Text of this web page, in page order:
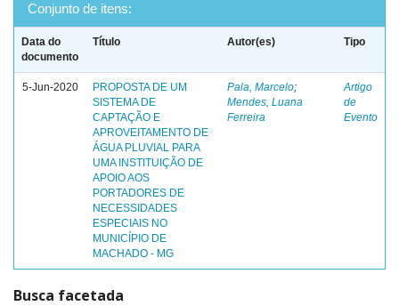
Conjunto de itens:
Data do
documento
Título Autor(es) Tipo
5-Jun-2020
PROPOSTA DE UM
SISTEMA DE
CAPTAÇÃO E
APROVEITAMENTO DE
ÁGUA PLUVIAL PARA
UMA INSTITUIÇÃO DE
APOIO AOS
PORTADORES DE
NECESSIDADES
ESPECIAIS NO
MUNICÍPIO DE
MACHADO - MG
Pala, Marcelo;
Mendes, Luana
Ferreira
Artigo
de
Evento
Busca facetada